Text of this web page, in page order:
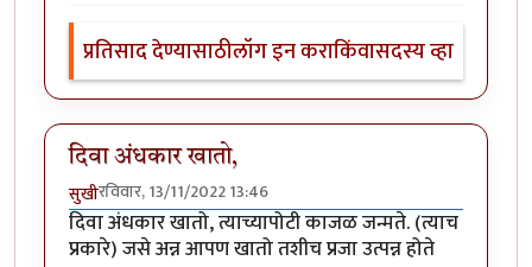
प्रतिसाद देण्यासाठीलॉग इन कराकिंवासदस्य व्हा
दिवा अंधकार खातो,
सुखीरविवार, 13/11/2022 13:46
दिवा अंधकार खातो, त्याच्यापोटी काजळ जन्मते. (त्याच
प्रकारे) जसे अन्न आपण खातो तशीच प्रजा उत्पन्न होते